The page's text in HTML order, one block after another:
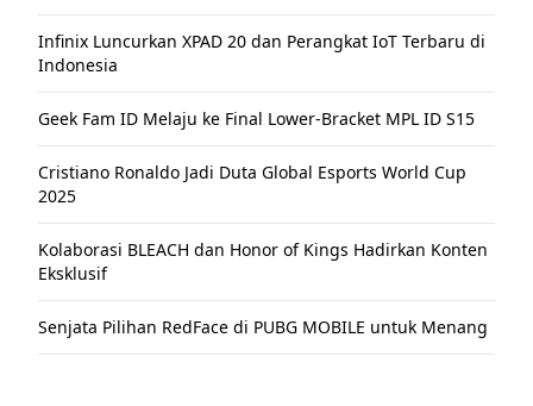
Infinix Luncurkan XPAD 20 dan Perangkat IoT Terbaru di
Indonesia
Geek Fam ID Melaju ke Final Lower-Bracket MPL ID S15
Cristiano Ronaldo Jadi Duta Global Esports World Cup
2025
Kolaborasi BLEACH dan Honor of Kings Hadirkan Konten
Eksklusif
Senjata Pilihan RedFace di PUBG MOBILE untuk Menang